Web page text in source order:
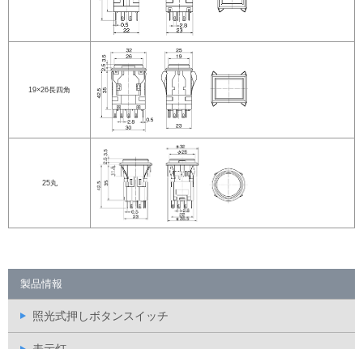
19×26長四角
25丸
製品情報
照光式押しボタンスイッチ